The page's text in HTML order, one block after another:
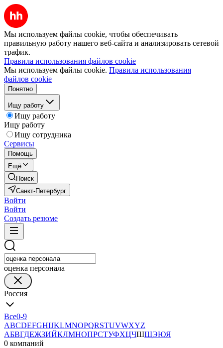
Мы используем файлы cookie, чтобы обеспечивать
правильную работу нашего веб-сайта и анализировать сетевой
трафик.
Правила использования файлов cookie
Мы используем файлы cookie. Правила использования
файлов cookie
Понятно
Ищу работу
Ищу работу
Ищу работу
Ищу сотрудника
Сервисы
Помощь
Ещё
Поиск
Санкт-Петербург
Войти
Войти
Создать резюме
оценка персонала
Россия
Все0-9
ABCDEFGHIJKLMNOPQRSTUVWXYZ
АБВГДЕЖЗИЙКЛМНОПРСТУФХЦЧШЩЭЮЯ
0 компаний